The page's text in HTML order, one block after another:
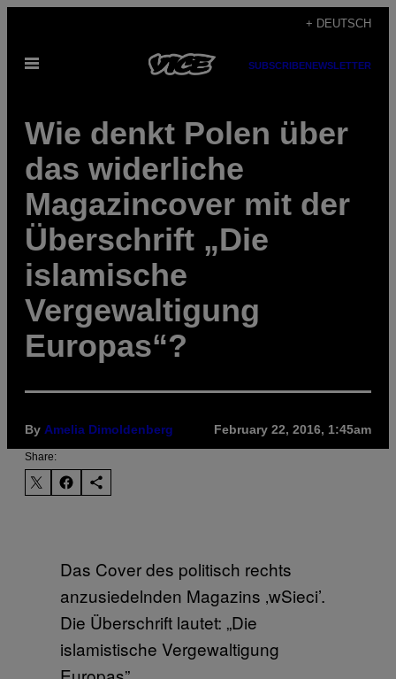
content
+ DEUTSCH
Open
SUBSCRIBENEWSLETTER
Wie denkt Polen über
das widerliche
Magazincover mit der
Überschrift „Die
islamische
Vergewaltigung
Europas“?
By Amelia Dimoldenberg February 22, 2016, 1:45am
Share:
Das Cover des politisch rechts
anzusiedelnden Magazins ‚wSieci’.
Die Überschrift lautet: „Die
islamistische Vergewaltigung